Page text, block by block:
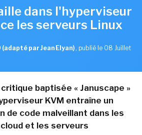
dans l'hyperviseur
les serveurs Linux
(adapté par Jean Elyan) , publié le 08 Juillet
baptisée « Januscape »
KVM entraîne un
de code malveillant dans les
et les serveurs